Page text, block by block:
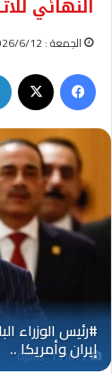
النهائي
الجمعة : 2026/6/12
فيسبوك
Oplus_131072